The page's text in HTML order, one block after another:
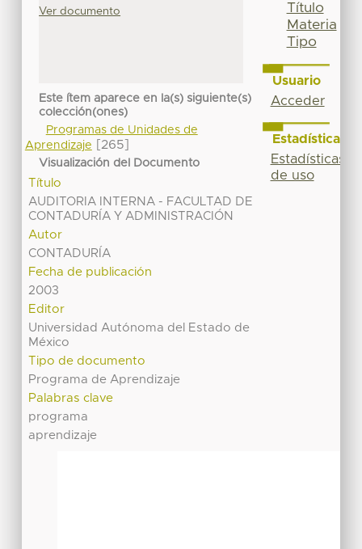
Ver documento
Este ítem aparece en la(s) siguiente(s)
colección(ones)
Programas de Unidades de
Aprendizaje
[265]
Visualización del Documento
Título
AUDITORIA INTERNA - FACULTAD DE
CONTADURÍA Y ADMINISTRACIÓN
Autor
CONTADURÍA
Fecha de publicación
2003
Editor
Universidad Autónoma del Estado de
México
Tipo de documento
Programa de Aprendizaje
Palabras clave
programa
aprendizaje
Título
Materia
Tipo
Usuario
Acceder
Estadísticas
Estadísticas
de uso